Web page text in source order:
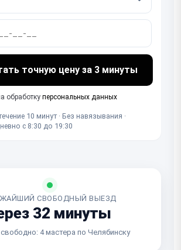
точную цену за 3 минуты
обработку персональных данных
10 минут · Без навязывания ·
с 8:30 до 19:30
СВОБОДНЫЙ ВЫЕЗД
32 минуты
4 мастера по Челябинску